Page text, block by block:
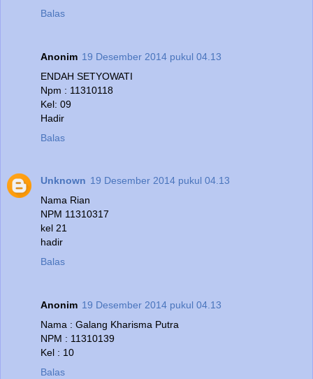
Balas
Anonim 19 Desember 2014 pukul 04.13
ENDAH SETYOWATI
Npm : 11310118
Kel: 09
Hadir
Balas
Unknown 19 Desember 2014 pukul 04.13
Nama Rian
NPM 11310317
kel 21
hadir
Balas
Anonim 19 Desember 2014 pukul 04.13
Nama : Galang Kharisma Putra
NPM : 11310139
Kel : 10
Balas